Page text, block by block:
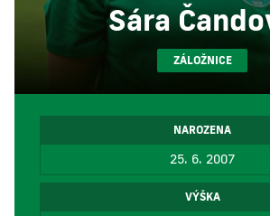
Sára
ZÁLOŽNICE
NAROZENA
25. 6. 2007
VÝŠKA